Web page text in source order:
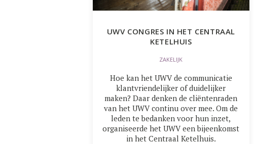
UWV CONGRES IN HET CENTRAAL
KETELHUIS
ZAKELIJK
Hoe kan het UWV de communicatie
klantvriendelijker of duidelijker
maken? Daar denken de cliëntenraden
van het UWV continu over mee. Om de
leden te bedanken voor hun inzet,
organiseerde het UWV een bijeenkomst
in het Centraal Ketelhuis.